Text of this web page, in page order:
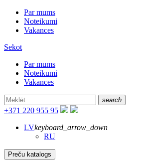
Par mums
Noteikumi
Vakances
Sekot
Par mums
Noteikumi
Vakances
search
+371 220 955 95
LVkeyboard_arrow_down
RU
Preču katalogs